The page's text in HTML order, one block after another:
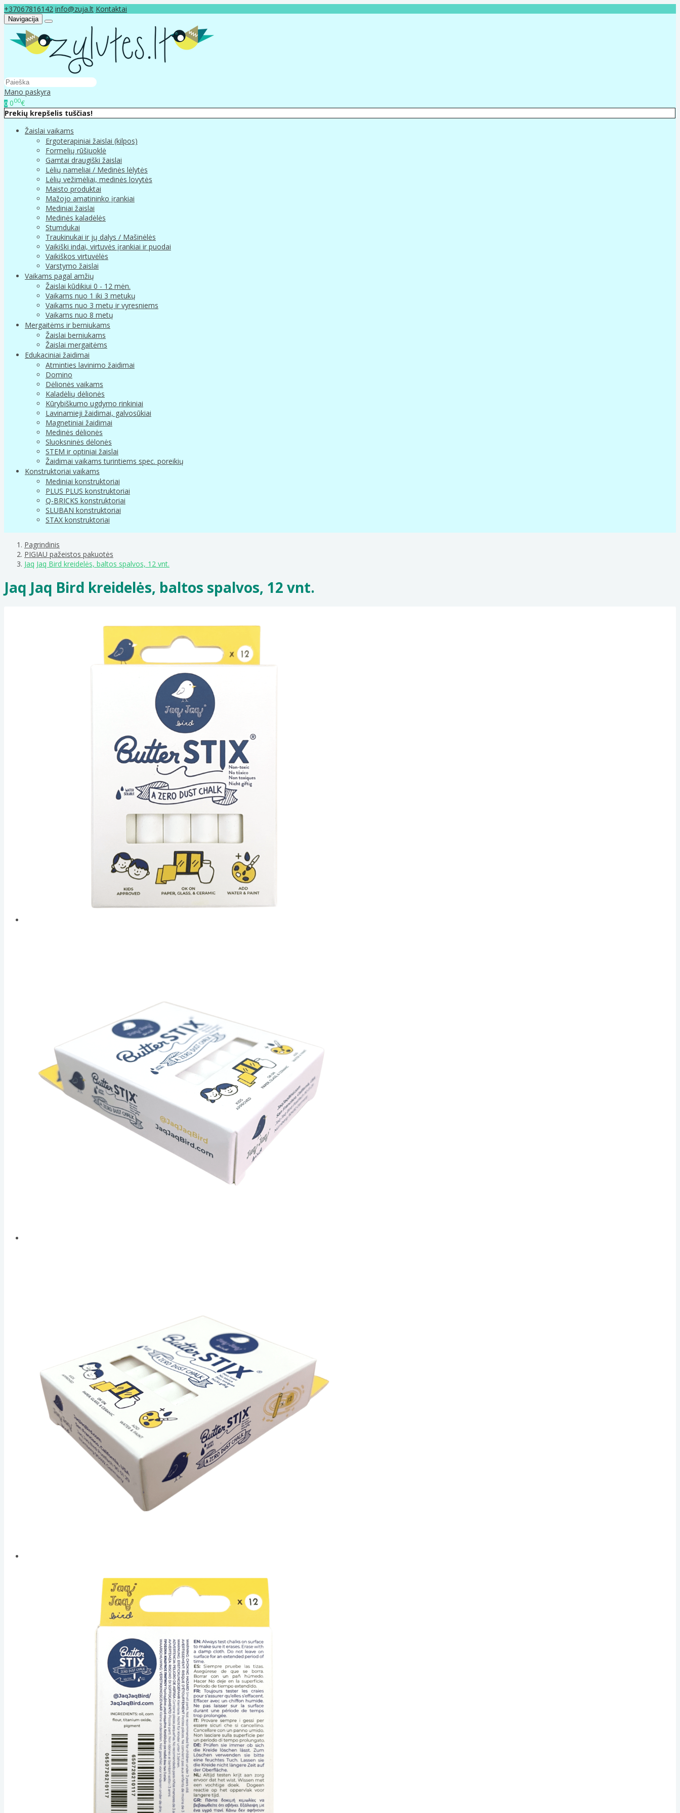
+37067816142 info@zuja.lt Kontaktai
Navigacija
Mano paskyra
0 000€
Prekių krepšelis tuščias!
Žaislai vaikams
Ergoterapiniai žaislai (kilpos)
Formelių rūšiuoklė
Gamtai draugiški žaislai
Lėlių nameliai / Medinės lėlytės
Lėlių vežimėliai, medinės lovytės
Maisto produktai
Mažojo amatininko įrankiai
Mediniai žaislai
Medinės kaladėlės
Stumdukai
Traukinukai ir jų dalys / Mašinėlės
Vaikiški indai, virtuvės įrankiai ir puodai
Vaikiškos virtuvėlės
Varstymo žaislai
Vaikams pagal amžių
Žaislai kūdikiui 0 - 12 mėn.
Vaikams nuo 1 iki 3 metukų
Vaikams nuo 3 metų ir vyresniems
Vaikams nuo 8 metų
Mergaitėms ir berniukams
Žaislai berniukams
Žaislai mergaitėms
Edukaciniai žaidimai
Atminties lavinimo žaidimai
Domino
Dėlionės vaikams
Kaladėlių dėlionės
Kūrybiškumo ugdymo rinkiniai
Lavinamieji žaidimai, galvosūkiai
Magnetiniai žaidimai
Medinės dėlionės
Sluoksninės dėlonės
STEM ir optiniai žaislai
Žaidimai vaikams turintiems spec. poreikių
Konstruktoriai vaikams
Mediniai konstruktoriai
PLUS PLUS konstruktoriai
Q-BRICKS konstruktoriai
SLUBAN konstruktoriai
STAX konstruktoriai
Pagrindinis
PIGIAU pažeistos pakuotės
Jaq Jaq Bird kreidelės, baltos spalvos, 12 vnt.
Jaq Jaq Bird kreidelės, baltos spalvos, 12 vnt.